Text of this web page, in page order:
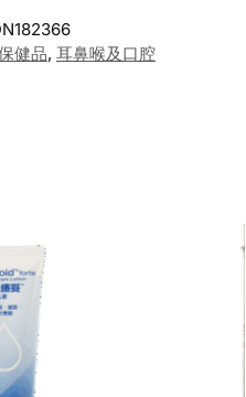
健品, 耳鼻喉及口腔